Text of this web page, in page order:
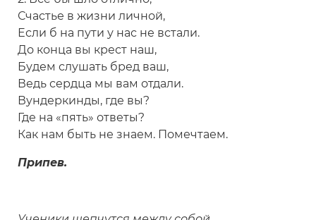
Счастье в жизни личной,
Если б на пути у нас не встали.
До конца вы крест наш,
Будем слушать бред ваш,
Ведь сердца мы вам отдали.
Вундеркинды, где вы?
Где на «пять» ответы?
Как нам быть не знаем. Помечтаем.
Припев.